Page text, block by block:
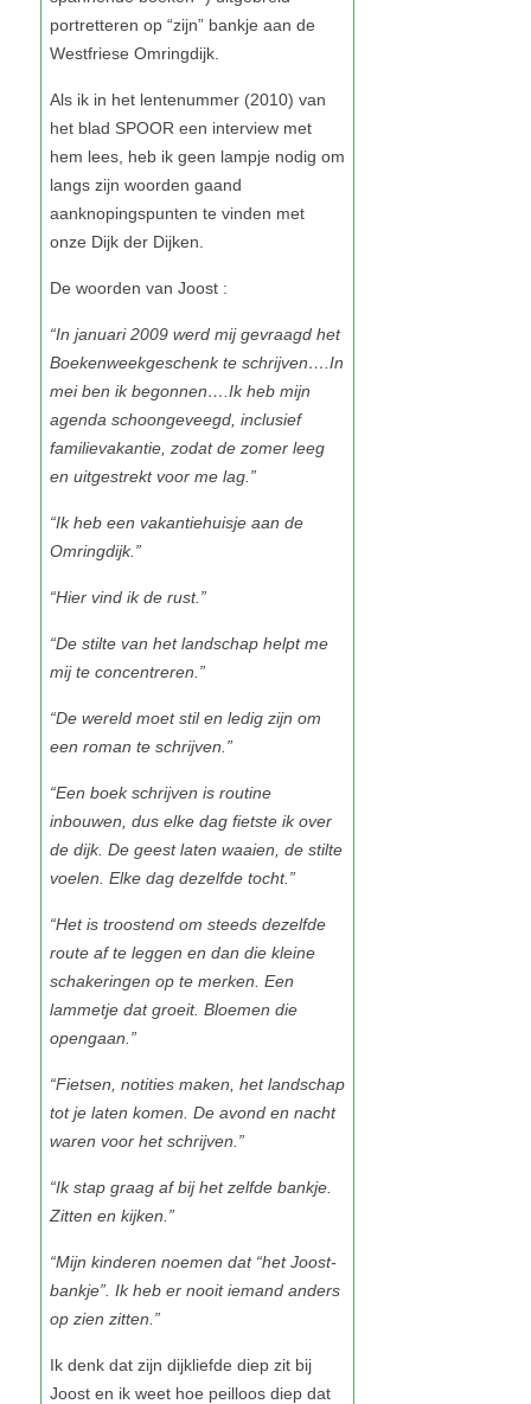
“In januari 2009 werd mij gevraagd het
Boekenweekgeschenk te schrijven….In
mei ben ik begonnen….Ik heb mijn
agenda schoongeveegd, inclusief
familievakantie, zodat de zomer leeg
en uitgestrekt voor me lag.”
“Ik heb een vakantiehuisje aan de
Omringdijk.”
“Hier vind ik de rust.”
“De stilte van het landschap helpt me
mij te concentreren.”
“De wereld moet stil en ledig zijn om
een roman te schrijven.”
“Een boek schrijven is routine
inbouwen, dus elke dag fietste ik over
de dijk. De geest laten waaien, de stilte
voelen. Elke dag dezelfde tocht.”
“Het is troostend om steeds dezelfde
route af te leggen en dan die kleine
schakeringen op te merken. Een
lammetje dat groeit. Bloemen die
opengaan.”
“Fietsen, notities maken, het landschap
tot je laten komen. De avond en nacht
waren voor het schrijven.”
“Ik stap graag af bij het zelfde bankje.
Zitten en kijken.”
“Mijn kinderen noemen dat “het Joost-
bankje”. Ik heb er nooit iemand anders
op zien zitten.”